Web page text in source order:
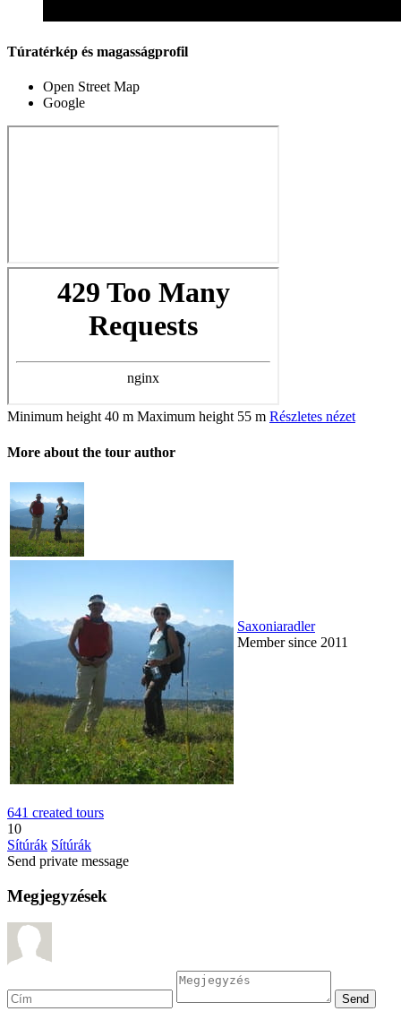
Túratérkép és magasságprofil
Open Street Map
Google
Minimum height 40 m Maximum height 55 m Részletes nézet
More about the tour author
Saxoniaradler
Member since 2011
641 created tours
10
Sítúrák Sítúrák
Send private message
Megjegyzések